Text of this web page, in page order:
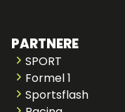
PARTNERE
SPORT
Formel 1
Sportsflash